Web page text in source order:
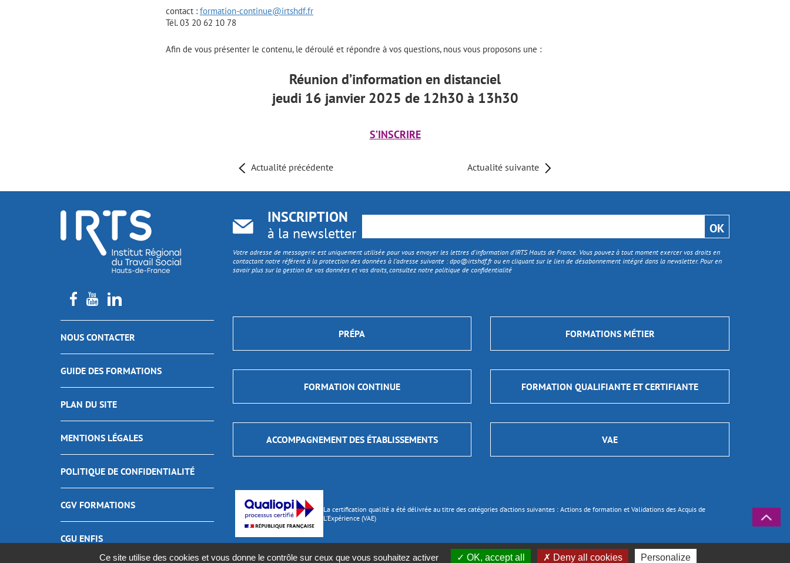
contact : formation-continue@irtshdf.fr
Tél. 03 20 62 10 78
Afin de vous présenter le contenu, le déroulé et répondre à vos questions, nous vous proposons une :
Réunion d’information en distanciel
jeudi 16 janvier 2025 de 12h30 à 13h30
S’INSCRIRE
Actualité précédente Actualité suivante
NOUS CONTACTER
GUIDE DES FORMATIONS
PLAN DU SITE
MENTIONS LÉGALES
POLITIQUE DE CONFIDENTIALITÉ
CGV FORMATIONS
CGU ENFIS
INSCRIPTION
à la newsletter
Votre adresse de messagerie est uniquement utilisée pour vous envoyer les lettres d'information d’IRTS Hauts de France. Vous pouvez à tout moment exercer vos droits en
contactant notre référent à la protection des données à l’adresse suivante :dpo@irtshdf.frou en cliquant sur le lien de désabonnement intégré dans la newsletter. Pour en
savoir plus sur la gestion de vos données et vos droits, consultez notre politique de confidentialité
PRÉPA FORMATIONS MÉTIER
FORMATION CONTINUE FORMATION QUALIFIANTE ET CERTIFIANTE
ACCOMPAGNEMENT DES ÉTABLISSEMENTS VAE
La certification qualité a été délivrée au titre des catégories d’actions suivantes : Actions de formation et Validations des Acquis de
L’Expérience (VAE)
Ce site utilise des cookies et vous donne le contrôle sur ceux que vous souhaitez activer OK, accept all Deny all cookies Personalize